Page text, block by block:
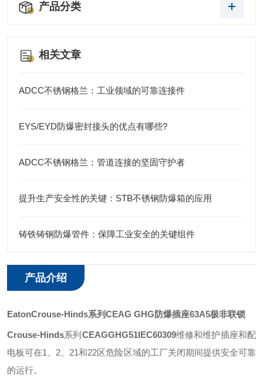
产品分类
相关文章
ADCC不锈钢格兰：工业领域的可靠连接件
EYS/EYD防爆密封接头的优点有哪些?
ADCC不锈钢格兰：管道连接的坚固守护者
提升生产安全性的关键：STB不锈钢防爆箱的应用
铸铁铸钢防爆管件：保障工业安全的关键组件
产品介绍
EatonCrouse-Hinds系列CEAG GHG防爆插座63A5极非联锁
Crouse-Hinds系列 CEAGGHG51IEC60309维修和维护插座和配
电板可在1、2、21和22区危险区域的工厂关闭期间提供安全可靠
的运行。